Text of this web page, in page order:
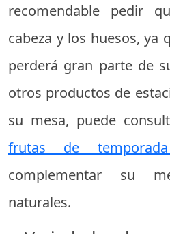
recomendable pedir
cabeza y los huesos, ya
perderá gran parte de
otros productos de
su mesa, puede
frutas de
complementar su
naturales.